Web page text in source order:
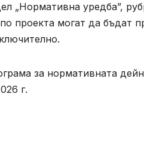
„Нормативна уредба”,
проекта могат да бъдат
за нормативната
г.